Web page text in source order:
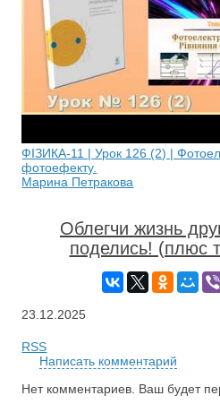
ФІЗИКА-11 | Урок 126 (2) |
фотоефекту.
Марина Петракова
Облегчи жизнь
поделись! (плюс
23.12.2025
RSS
Написать комментарий
Нет комментариев. Ваш будет